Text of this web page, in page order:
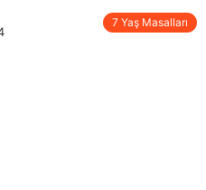
7 Yaş Masalları